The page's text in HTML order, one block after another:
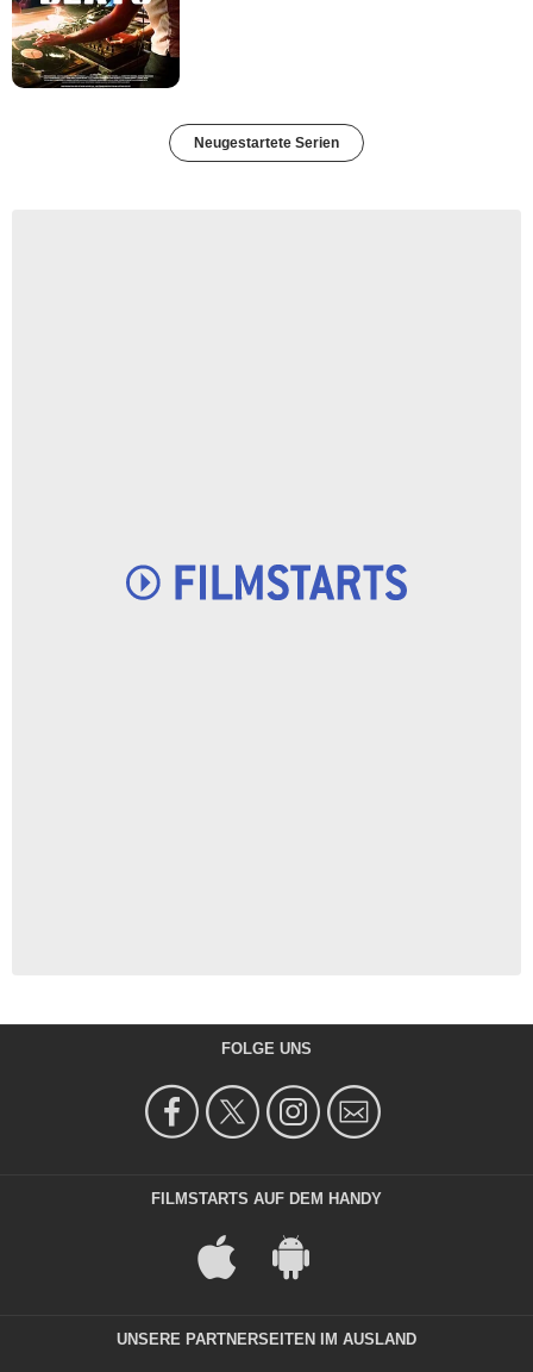
Neugestartete Serien
FOLGE UNS
FILMSTARTS AUF DEM HANDY
UNSERE PARTNERSEITEN IM AUSLAND